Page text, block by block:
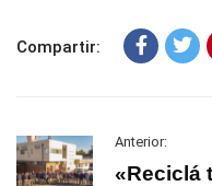
Compartir:
Anterior:
«Reciclá